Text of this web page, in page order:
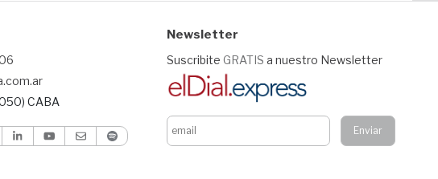
CABA
Newsletter
Suscribite GRATIS a nuestro Newsletter